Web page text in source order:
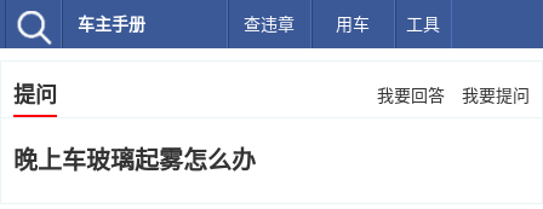
车主手册 查违章 用车 工具
提问 我要回答 我要提问
晚上车玻璃起雾怎么办